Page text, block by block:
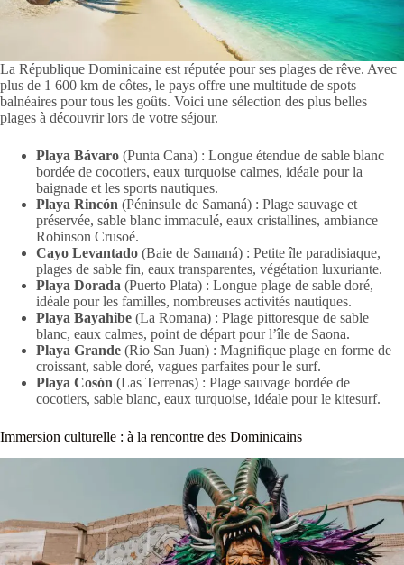
La République Dominicaine est réputée pour ses plages de rêve. Avec
plus de 1 600 km de côtes, le pays offre une multitude de spots
balnéaires pour tous les goûts. Voici une sélection des plus belles
plages à découvrir lors de votre séjour.
Playa Bávaro (Punta Cana) : Longue étendue de sable blanc
bordée de cocotiers, eaux turquoise calmes, idéale pour la
baignade et les sports nautiques.
Playa Rincón (Péninsule de Samaná) : Plage sauvage et
préservée, sable blanc immaculé, eaux cristallines, ambiance
Robinson Crusoé.
Cayo Levantado (Baie de Samaná) : Petite île paradisiaque,
plages de sable fin, eaux transparentes, végétation luxuriante.
Playa Dorada (Puerto Plata) : Longue plage de sable doré,
idéale pour les familles, nombreuses activités nautiques.
Playa Bayahibe (La Romana) : Plage pittoresque de sable
blanc, eaux calmes, point de départ pour l’île de Saona.
Playa Grande (Rio San Juan) : Magnifique plage en forme de
croissant, sable doré, vagues parfaites pour le surf.
Playa Cosón (Las Terrenas) : Plage sauvage bordée de
cocotiers, sable blanc, eaux turquoise, idéale pour le kitesurf.
Immersion culturelle : à la rencontre des Dominicains